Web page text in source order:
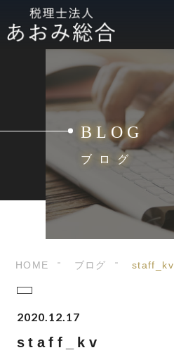
BLOG
ブログ
HOME ブログ staff_kv
2020.12.17
staff_kv